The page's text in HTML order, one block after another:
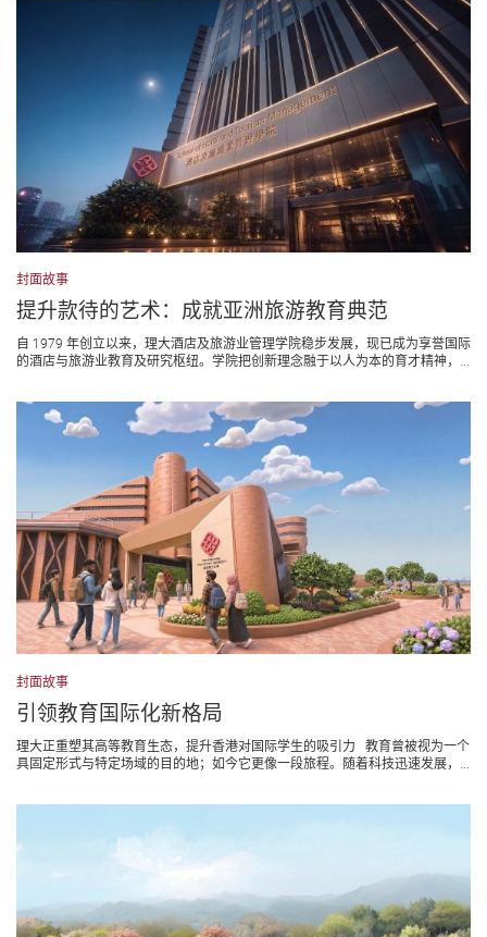
封面故事
提升款待的艺术：成就亚洲旅游教育典范
自 1979 年创立以来，理大酒店及旅游业管理学院稳步发展，现已成为享誉国际
的酒店与旅游业教育及研究枢纽。学院把创新理念融于以人为本的育才精神，...
封面故事
引领教育国际化新格局
理大正重塑其高等教育生态，提升香港对国际学生的吸引力 教育曾被视为一个
具固定形式与特定场域的目的地；如今它更像一段旅程。随着科技迅速发展，...